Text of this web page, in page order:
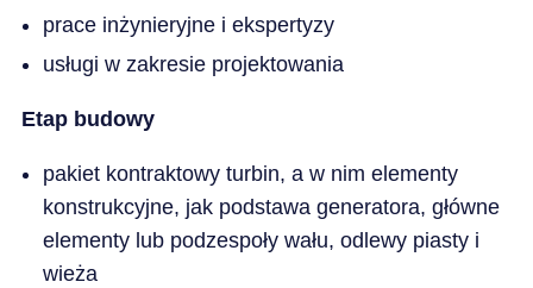
prace inżynieryjne i ekspertyzy
usługi w zakresie projektowania
Etap budowy
pakiet kontraktowy turbin, a w nim elementy
konstrukcyjne, jak podstawa generatora, główne
elementy lub podzespoły wału, odlewy piasty i
wieża